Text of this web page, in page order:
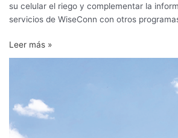
su celular el riego y complementar la
servicios de WiseConn con otros
Leer más »
Colombia
con
la